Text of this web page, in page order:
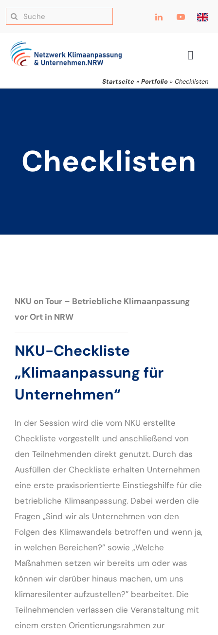
Zum
Inhalt
Suche
Toggle
Startseite »Portfolio »Checklisten
Checklisten
NKU on Tour – Betriebliche Klimaanpassung
vor Ort in NRW
NKU-Checkliste
„Klimaanpassung für
Unternehmen“
In der Session wird die vom NKU erstellte
Checkliste vorgestellt und anschließend von
den Teilnehmenden direkt genutzt. Durch das
Ausfüllen der Checkliste erhalten Unternehmen
eine erste praxisorientierte Einstiegshilfe für die
betriebliche Klimaanpassung. Dabei werden die
Fragen „Sind wir als Unternehmen von den
Folgen des Klimawandels betroffen und wenn ja,
in welchen Bereichen?” sowie „Welche
Maßnahmen setzen wir bereits um oder was
können wir darüber hinaus machen, um uns
klimaresilenter aufzustellen?” bearbeitet. Die
Teilnehmenden verlassen die Veranstaltung mit
einem ersten Orientierungsrahmen zur